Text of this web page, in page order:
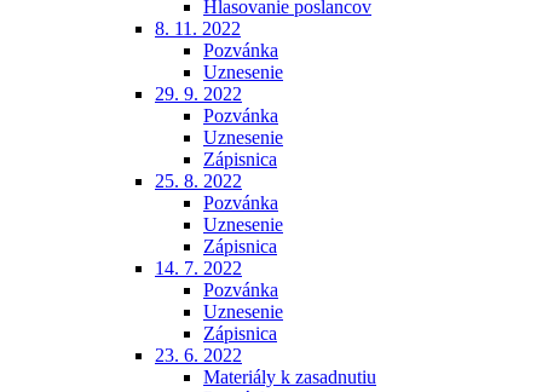
Hlasovanie poslancov
8. 11. 2022
Pozvánka
Uznesenie
29. 9. 2022
Pozvánka
Uznesenie
Zápisnica
25. 8. 2022
Pozvánka
Uznesenie
Zápisnica
14. 7. 2022
Pozvánka
Uznesenie
Zápisnica
23. 6. 2022
Materiály k zasadnutiu